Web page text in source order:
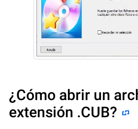
¿Cómo abrir un
extensión .CUB?